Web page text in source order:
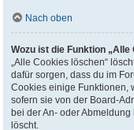
Nach oben
Wozu ist die Funktion
„Alle Cookies löschen“
dafür sorgen, dass du im
Cookies einige Funktionen,
sofern sie von der Board-
bei der An- oder
löscht.